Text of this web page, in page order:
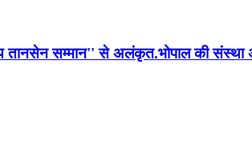
तानसेन सम्मान'' से अलंकृत.भोपाल की संस्था